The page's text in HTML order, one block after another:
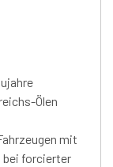
Ölen
mit
bei forcierter